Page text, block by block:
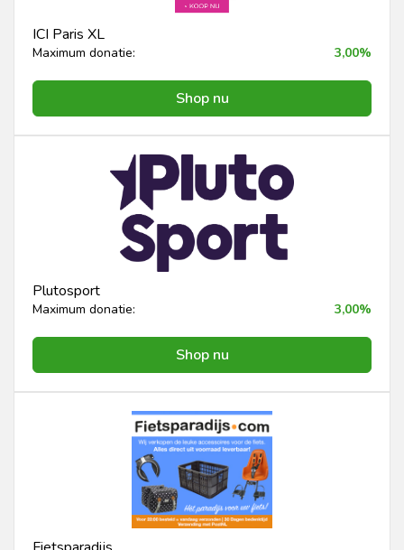
ICI Paris XL
Maximum donatie: 3,00%
Shop nu
Plutosport
Maximum donatie: 3,00%
Shop nu